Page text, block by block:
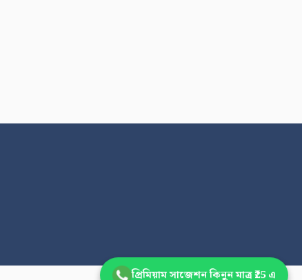
প্রিমিয়াম সাজেশন কিনুন মাত্র ₹25 এ